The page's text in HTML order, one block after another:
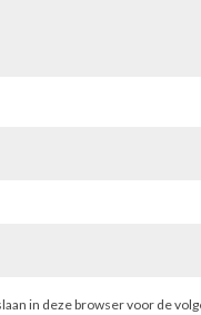
in deze browser voor de